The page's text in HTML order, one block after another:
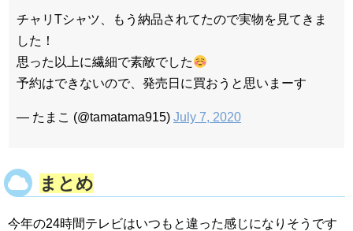
チャリTシャツ、もう納品されてたので実物を見てきま
した！
思った以上に繊細で素敵でした
予約はできないので、発売日に買おうと思いまーす
— たまこ (@tamatama915) July 7, 2020
まとめ
今年の24時間テレビはいつもと違った感じになりそうです